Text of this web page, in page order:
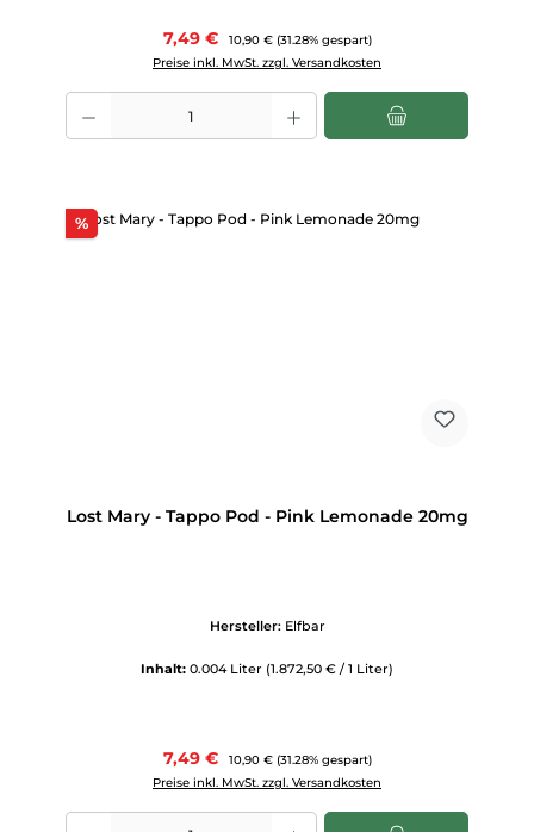
Verkaufspreis:
7,49 € Regulärer Preis:
10,90 € (31.28% gespart)
Preise inkl. MwSt. zzgl. Versandkosten
Produkt Anzahl: Gib den gewünschten Wert ein oder benutze die
%Rabatt
Lost Mary - Tappo Pod - Pink Lemonade 20mg
Hersteller: Elfbar
Inhalt: 0.004 Liter (1.872,50 € / 1 Liter)
Verkaufspreis:
7,49 € Regulärer Preis:
10,90 € (31.28% gespart)
Preise inkl. MwSt. zzgl. Versandkosten
Produkt Anzahl: Gib den gewünschten Wert ein oder benutze die